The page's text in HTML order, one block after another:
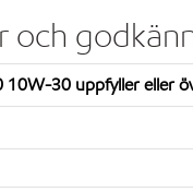
och
10W-30 uppfyller eller